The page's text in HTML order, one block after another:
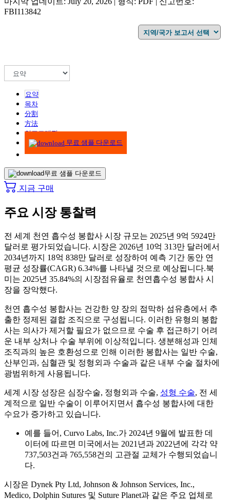
FBI113842
요약
목차
分割
方法
인포그래픽
무료 샘플 다운로드
무료 샘플 다운로드
지금 구매
주요 시장 통찰력
전 세계 천연 흡수성 봉합사 시장 규모는 2025년 9억 5924만
달러로 평가되었습니다. 시장은 2026년 10억 313만 달러에서
2034년까지 18억 838만 달러로 성장하여 예측 기간 동안 연
평균 성장률(CAGR) 6.34%를 나타낼 것으로 예상됩니다.북
미는 2025년 35.84%의 시장점유율로 천연흡수성 봉합사 시
장을 장악했다.
천연 흡수성 봉합사는 건강한 양 장의 점막하 섬유층에서 추
출한 정제된 결합 조직으로 구성됩니다. 이러한 유형의 봉합
사는 의사가 제거할 필요가 없으므로 수술 후 접근하기 어려
운 내부 상처나 수술 부위에 이상적입니다. 생분해성과 인체
조직과의 높은 호환성으로 인해 이러한 봉합사는 일반 수술,
산부인과, 심혈관 및 정형외과 수술과 같은 내부 수술 절차에
광범위하게 사용됩니다.
세계 시장 성장은 심장수술, 정형외과 수술, 성형 수술, 전 세
계적으로 일반 수술이 이루어지면서 흡수성 봉합사에 대한
수요가 증가하고 있습니다.
예를 들어, Curvo Labs, Inc.가 2024년 9월에 발표한 데
이터에 따르면 미국에서는 2021년과 2022년에 각각 약
737,503건과 765,558건의 고관절 교체가 수행되었습니
다.
시장은 Dynek Pty Ltd, Johnson & Johnson Services, Inc.,
Medico, Dolphin Sutures 및 Suture Planet과 같은 주요 업체로